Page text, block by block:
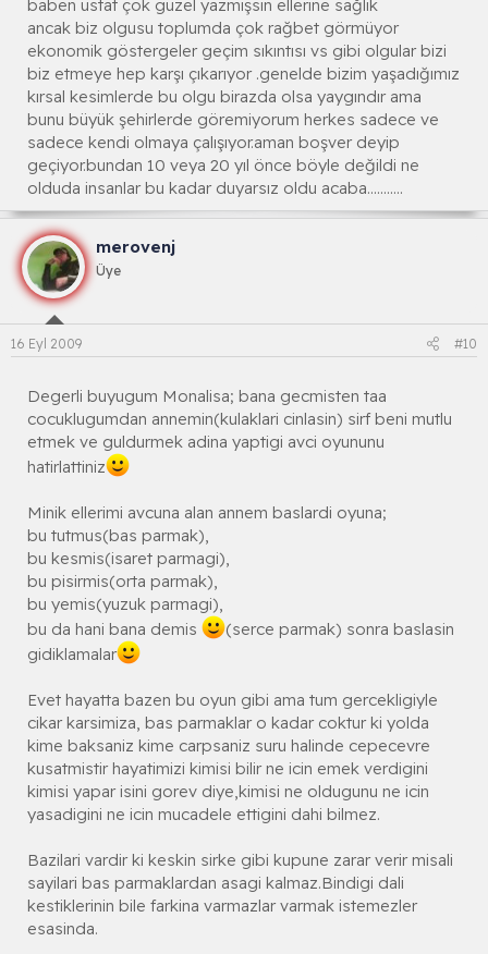
baben üstat çok güzel yazmışsın ellerine sağlık
ancak biz olgusu toplumda çok rağbet görmüyor
ekonomik göstergeler geçim sıkıntısı vs gibi olgular bizi
biz etmeye hep karşı çıkarıyor .genelde bizim yaşadığımız
kırsal kesimlerde bu olgu birazda olsa yaygındır ama
bunu büyük şehirlerde göremiyorum herkes sadece ve
sadece kendi olmaya çalışıyor.aman boşver deyip
geçiyor.bundan 10 veya 20 yıl önce böyle değildi ne
olduda insanlar bu kadar duyarsız oldu acaba...........
merovenj
Üye
16 Eyl 2009 #10
Degerli buyugum Monalisa; bana gecmisten taa
cocuklugumdan annemin(kulaklari cinlasin) sirf beni mutlu
etmek ve guldurmek adina yaptigi avci oyununu
hatirlattiniz
Minik ellerimi avcuna alan annem baslardi oyuna;
bu tutmus(bas parmak),
bu kesmis(isaret parmagi),
bu pisirmis(orta parmak),
bu yemis(yuzuk parmagi),
bu da hani bana demis
(serce parmak) sonra baslasin
gidiklamalar
Evet hayatta bazen bu oyun gibi ama tum gercekligiyle
cikar karsimiza, bas parmaklar o kadar coktur ki yolda
kime baksaniz kime carpsaniz suru halinde cepecevre
kusatmistir hayatimizi kimisi bilir ne icin emek verdigini
kimisi yapar isini gorev diye,kimisi ne oldugunu ne icin
yasadigini ne icin mucadele ettigini dahi bilmez.
Bazilari vardir ki keskin sirke gibi kupune zarar verir misali
sayilari bas parmaklardan asagi kalmaz.Bindigi dali
kestiklerinin bile farkina varmazlar varmak istemezler
esasinda.